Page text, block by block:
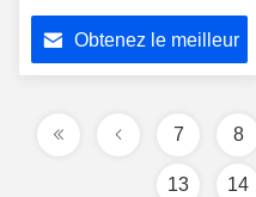
RTL8188EUS de Wifi
d'interface d'USB
Obtenez le meilleur
7 8
13 14